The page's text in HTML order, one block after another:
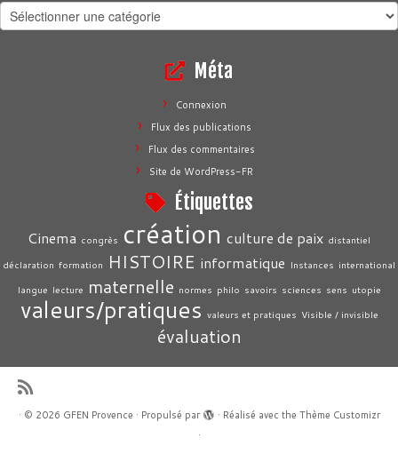
Aide
à
Méta
Connexion
Flux des publications
Flux des commentaires
Site de WordPress-FR
Étiquettes
Cinema congrès création culture de paix distantiel
déclaration formation HISTOIRE informatique Instances international
langue lecture maternelle normes philo savoirs sciences sens utopie
valeurs/pratiques valeurs et pratiques Visible / invisible
évaluation
· © 2026 GFEN Provence · Propulsé par · Réalisé avec the Thème Customizr
·